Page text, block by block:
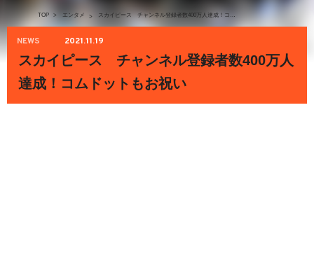
TOP > エンタメ > スカイピース チャンネル登録者数400万人達成！コムドットもお祝い
NEWS 2021.11.19
スカイピース チャンネル登録者数400万人
達成！コムドットもお祝い